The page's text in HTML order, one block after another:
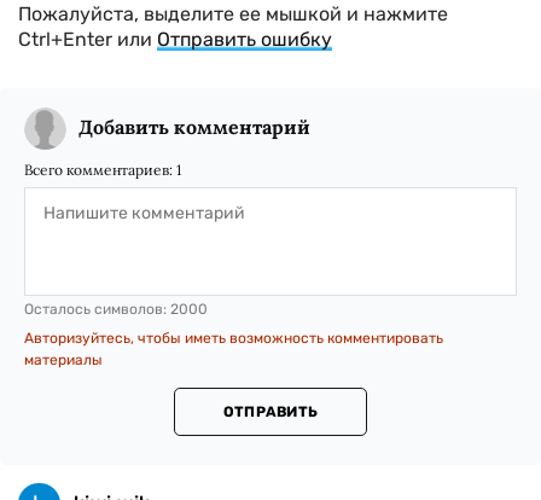
Пожалуйста, выделите ее мышкой и нажмите
Ctrl+Enter или Отправить ошибку
Добавить комментарий
Всего комментариев: 1
Осталось символов: 2000
Авторизуйтесь, чтобы иметь возможность комментировать
материалы
ОТПРАВИТЬ